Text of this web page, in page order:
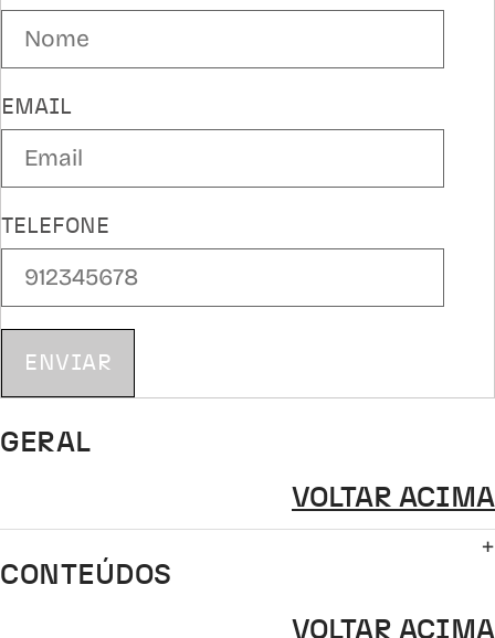
EMAIL
TELEFONE
ENVIAR
GERAL
VOLTAR ACIMA
CONTEÚDOS
VOLTAR ACIMA